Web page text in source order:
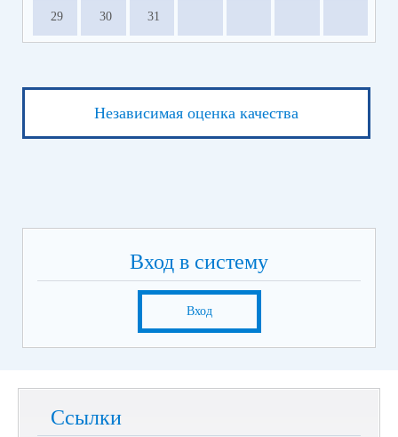
29 30 31
Независимая оценка качества
Вход в систему
Вход
Ссылки